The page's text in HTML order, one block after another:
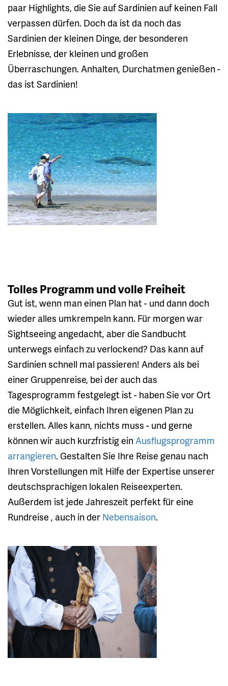
paar Highlights, die Sie auf Sardinien auf keinen Fall
verpassen dürfen. Doch da ist da noch das
Sardinien der kleinen Dinge, der besonderen
Erlebnisse, der kleinen und großen
Überraschungen. Anhalten, Durchatmen genießen -
das ist Sardinien!
Tolles Programm und volle Freiheit
Gut ist, wenn man einen Plan hat - und dann doch
wieder alles umkrempeln kann. Für morgen war
Sightseeing angedacht, aber die Sandbucht
unterwegs einfach zu verlockend? Das kann auf
Sardinien schnell mal passieren! Anders als bei
einer Gruppenreise, bei der auch das
Tagesprogramm festgelegt ist - haben Sie vor Ort
die Möglichkeit, einfach Ihren eigenen Plan zu
erstellen. Alles kann, nichts muss - und gerne
können wir auch kurzfristig ein Ausflugsprogramm
arrangieren. Gestalten Sie Ihre Reise genau nach
Ihren Vorstellungen mit Hilfe der Expertise unserer
deutschsprachigen lokalen Reiseexperten.
Außerdem ist jede Jahreszeit perfekt für eine
Rundreise , auch in der Nebensaison.